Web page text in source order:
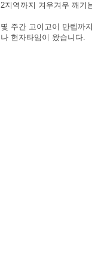
2지역까지 겨우겨우 깨기
몇 주간 고이고이 만렙까
나 현자타임이 왔습니다.